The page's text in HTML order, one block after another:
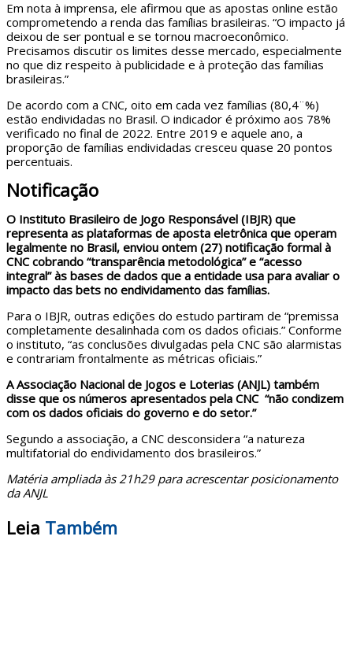
Em nota à imprensa, ele afirmou que as apostas online estão
comprometendo a renda das famílias brasileiras. “O impacto já
deixou de ser pontual e se tornou macroeconômico.
Precisamos discutir os limites desse mercado, especialmente
no que diz respeito à publicidade e à proteção das famílias
brasileiras.”
De acordo com a CNC, oito em cada vez famílias (80,4¨%)
estão endividadas no Brasil. O indicador é próximo aos 78%
verificado no final de 2022. Entre 2019 e aquele ano, a
proporção de famílias endividadas cresceu quase 20 pontos
percentuais.
Notificação
O Instituto Brasileiro de Jogo Responsável (IBJR) que
representa as plataformas de aposta eletrônica que operam
legalmente no Brasil, enviou ontem (27) notificação formal à
CNC cobrando “transparência metodológica” e “acesso
integral” às bases de dados que a entidade usa para avaliar o
impacto das bets no endividamento das famílias.
Para o IBJR, outras edições do estudo partiram de “premissa
completamente desalinhada com os dados oficiais.” Conforme
o instituto, “as conclusões divulgadas pela CNC são alarmistas
e contrariam frontalmente as métricas oficiais.”
A Associação Nacional de Jogos e Loterias (ANJL) também
disse que os números apresentados pela CNC “não condizem
com os dados oficiais do governo e do setor.”
Segundo a associação, a CNC desconsidera “a natureza
multifatorial do endividamento dos brasileiros.”
Matéria ampliada às 21h29 para acrescentar posicionamento
da ANJL
Leia Também